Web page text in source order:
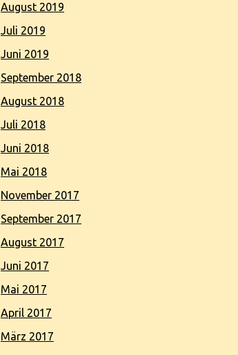
August 2019
Juli 2019
Juni 2019
September 2018
August 2018
Juli 2018
Juni 2018
Mai 2018
November 2017
September 2017
August 2017
Juni 2017
Mai 2017
April 2017
März 2017